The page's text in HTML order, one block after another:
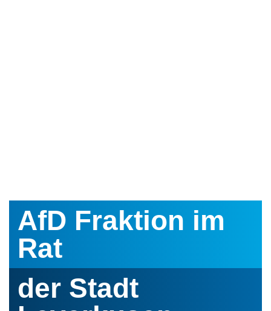
AfD Fraktion im
Rat
der Stadt